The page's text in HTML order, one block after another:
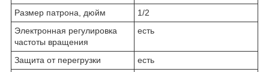
Размер патрона, дюйм
1/2
Электронная регулировка
частоты вращения
есть
Защита от перегрузки есть